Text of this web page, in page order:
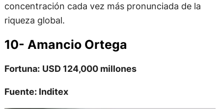
concentración cada vez más pronunciada de la
riqueza global.
10- Amancio Ortega
Fortuna: USD 124,000 millones
Fuente: Inditex